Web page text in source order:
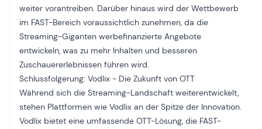
weiter vorantreiben. Darüber hinaus wird der Wettbewerb
im FAST-Bereich voraussichtlich zunehmen, da die
Streaming-Giganten werbefinanzierte Angebote
entwickeln, was zu mehr Inhalten und besseren
Zuschauererlebnissen führen wird.
Schlussfolgerung: Vodlix - Die Zukunft von OTT
Während sich die Streaming-Landschaft weiterentwickelt,
stehen Plattformen wie Vodlix an der Spitze der Innovation.
Vodlix bietet eine umfassende OTT-Lösung, die FAST-